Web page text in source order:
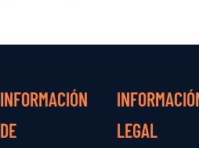
INFORMACIÓN
DE
LEGAL